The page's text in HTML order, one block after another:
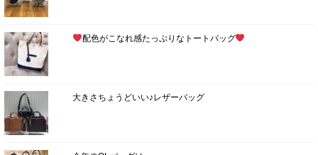
配色がこなれ感たっぷりなトートバッグ
大きさちょうどいい♪レザーバッグ